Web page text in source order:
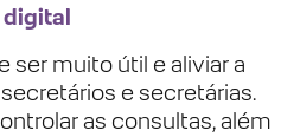
digital
ser muito útil e aliviar a
e secretárias.
as consultas, além